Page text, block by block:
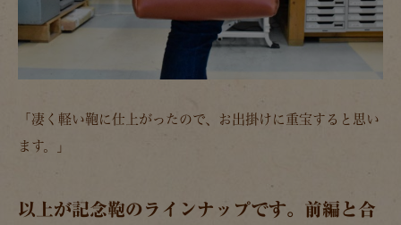
「凄く軽い鞄に仕上がったので、お出掛けに重宝すると思い
ます。」
以上が記念鞄のラインナップです。前編と合